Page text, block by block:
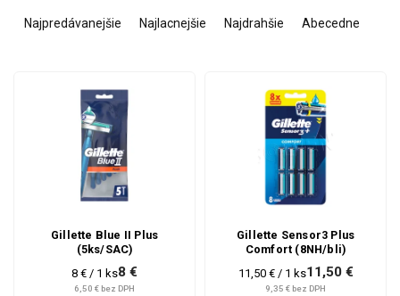
Najpredávanejšie Najlacnejšie Najdrahšie Abecedne
Gillette Blue II Plus
(5ks/SAC)
6,50 € bez DPH
8 €
Jednotková
cena:
8 € / 1 ks
Gillette Sensor3 Plus
Comfort (8NH/bli)
9,35 € bez DPH
11,50 €
Jednotková
11,50 € / 1 ks